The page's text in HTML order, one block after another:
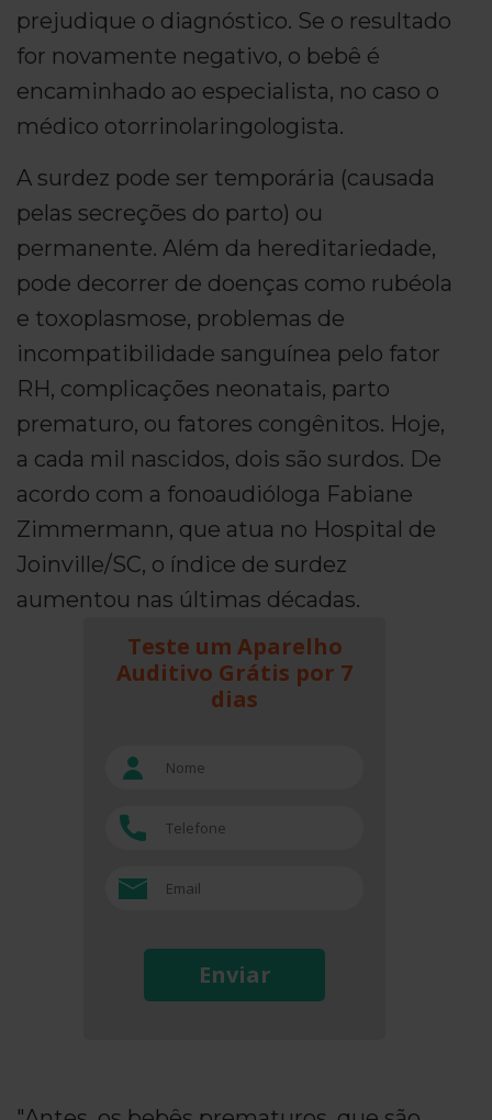
prejudique o diagnóstico. Se o resultado
for novamente negativo, o bebê é
encaminhado ao especialista, no caso o
médico otorrinolaringologista.
A surdez pode ser temporária (causada
pelas secreções do parto) ou
permanente. Além da hereditariedade,
pode decorrer de doenças como rubéola
e toxoplasmose, problemas de
incompatibilidade sanguínea pelo fator
RH, complicações neonatais, parto
prematuro, ou fatores congênitos. Hoje,
a cada mil nascidos, dois são surdos. De
acordo com a fonoaudióloga Fabiane
Zimmermann, que atua no Hospital de
Joinville/SC, o índice de surdez
aumentou nas últimas décadas.
Teste um Aparelho
Auditivo Grátis por 7
dias
Enviar